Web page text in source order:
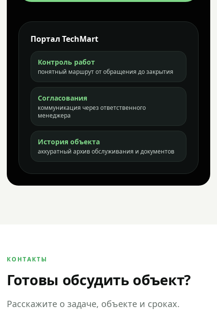
Портал TechMart
Контроль работ
понятный маршрут от обращения до закрытия
Согласования
коммуникация через ответственного
менеджера
История объекта
аккуратный архив обслуживания и документов
КОНТАКТЫ
Готовы обсудить объект?
Расскажите о задаче, объекте и сроках.